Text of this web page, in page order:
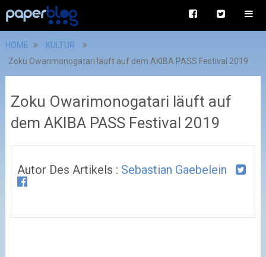
HOME
KULTUR
Zoku Owarimonogatari läuft auf dem AKIBA PASS Festival 2019
Zoku Owarimonogatari läuft auf
dem AKIBA PASS Festival 2019
Autor Des Artikels : Sebastian Gaebelein